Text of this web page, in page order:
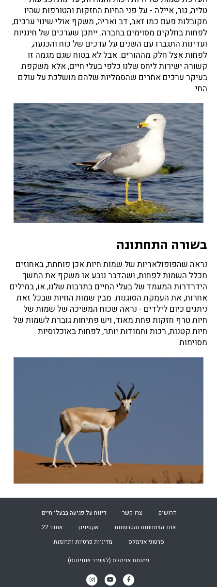
טליה, גור, איילה - על פני החיות החזקות והטורפות שהיו
מקובלות פעם כמו זאב, דב ואריה, משקף אולי שינוי ערכים,
לפחות בחלקים מסוימים בחברה. ייתכן שערכים של חינניות
ועדינות התגברו עם השנים על ערכים של כוח והכנעה,
לפחות אצל חלק מההורים. אבל לא בטוח שגם מגמה זו
קשורה ישירות ליחס שלנו כלפי בעלי חיים, אלא משקפת
בעיקר ערכים אחרים שהסמליות שלהם מושלכת על עולם
החי.
בשורה התחתונה
נראה שהפופולאריות של שמות חיות אכן פוחתת, באחוזים
מכלל השמות לפחות, ושהדבר נובע או משקף את המשך
הידרדרות המעמד של בעלי החיים בתרבות שלנו, או, במילים
אחרות, את העמקת הסוגנות. מבין שמות החיות שבכל זאת
ניתנים כיום לילדים - נראה שכוח המשיכה של שמות של
חיות טרף חזקות פחת מאוד, ויש פתיחות גוברת לשמות של
חיות קטנות, רכות וחמודות יותר, לפחות באוכלוסיות
מסוימות.
דרושים צרו קשר
דיווח על פגיעה בבעלי חיים
אתר הצמחונות והטבעונות
אקטיויגן
אתגר 22
סרטוני אנימלס
מדיניות פרטיות ותרומות
עמותתאנימלס (לשעבר אנונימוס)
Facebook
Youtube
Instagram